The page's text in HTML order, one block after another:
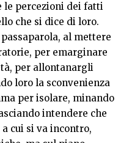
le percezioni dei fatti
che si dice di loro.
al mettere
per emarginare
per allontanargli
loro la sconvenienza
per isolare, minando
intendere che
cui si va incontro,